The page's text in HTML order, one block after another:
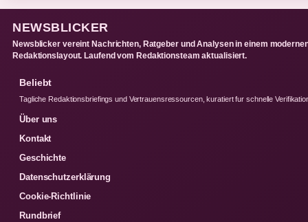
NEWSBLICKER
Newsblicker vereint Nachrichten, Ratgeber und Analysen in einem
Redaktionslayout. Laufend vom Redaktionsteam aktualisiert.
Beliebt
Tagliche Redaktionsbriefings und Vertrauensressourcen, kuratiert fur schnelle
Über uns
Kontakt
Geschichte
Datenschutzerklärung
Cookie-Richtlinie
Rundbrief